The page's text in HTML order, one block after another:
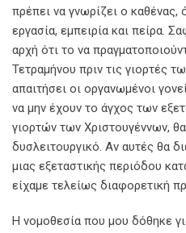
πρέπει να γνωρίζει ο καθένας,
εργασία, εμπειρία και πείρα.
αρχή ότι το να
Τετραμήνου πριν τις γιορτές
απαιτήσει οι οργανωμένοι
να μην έχουν το άγχος των
γιορτών των Χριστουγέννων, θα
δυσλειτουργικό. Αν αυτές θα
μιας εξεταστικής περιόδου
είχαμε τελείως διαφορετική
Η νομοθεσία που μου δόθηκε